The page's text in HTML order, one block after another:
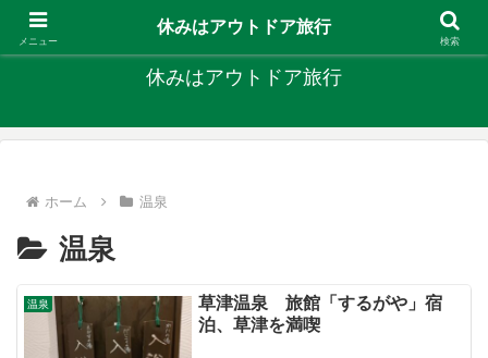
キャンプ、釣り、旅行など外遊びを楽しんでます
休みはアウトドア旅行
ホーム 温泉
温泉
温泉
草津温泉 旅館「するがや」宿
泊、草津を満喫
メニュー
休みはアウトドア旅行
検索